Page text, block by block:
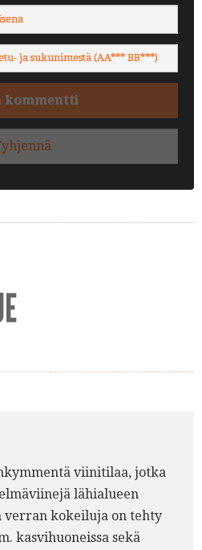
ja sukunimestä (AA*** BB***)
kommentti
viinitilaa, jotka
lähialueen
verran kokeiluja on tehty
kasvihuoneissa sekä